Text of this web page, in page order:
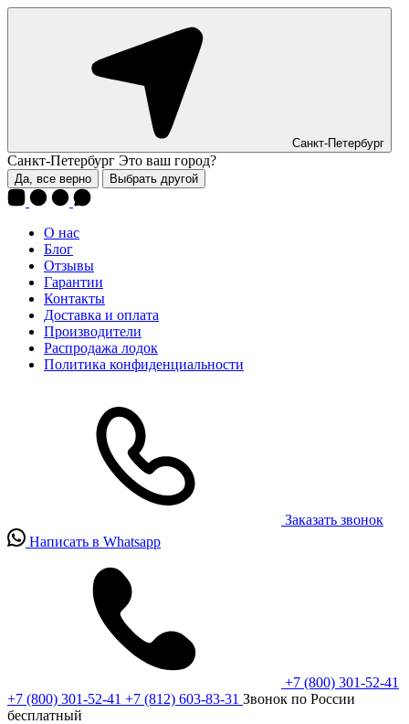
Санкт-Петербург
Санкт-Петербург Это ваш город?
Да, все верно Выбрать другой
О нас
Блог
Отзывы
Гарантии
Контакты
Доставка и оплата
Производители
Распродажа лодок
Политика конфиденциальности
Заказать звонок
Написать в Whatsapp
+7 (800) 301-52-41
+7 (800) 301-52-41 +7 (812) 603-83-31 Звонок по России
бесплатный